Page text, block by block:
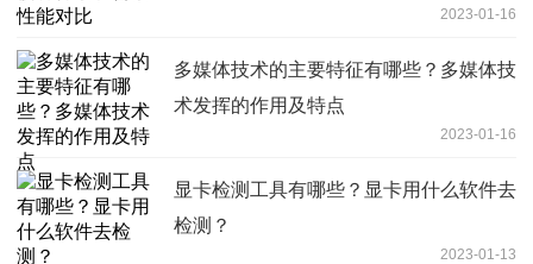
2023-01-16
多媒体技术的主要特征有哪些？多媒体技
术发挥的作用及特点
2023-01-16
显卡检测工具有哪些？显卡用什么软件去
检测？
2023-01-13